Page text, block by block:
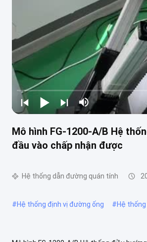
Mô hình FG-1200-A/B Hệ
đầu vào chấp nhận được
Hệ thống dẫn đường quán tính
#Hệ thống định vị đường ống #Hệ